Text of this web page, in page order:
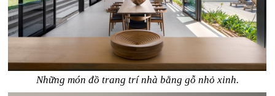
Những món đồ trang trí nhà bằng gỗ nhỏ xinh.